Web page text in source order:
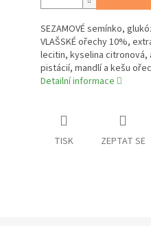
SEZAMOVÉ semínko,
VLAŠSKÉ ořechy 10%,
lecitin, kyselina citronová,
pistácií, mandlí a kešu
Detailní informace
TISK ZEPTAT SE